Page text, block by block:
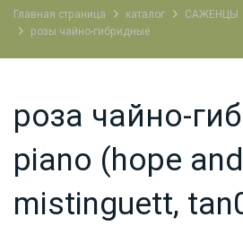
Главная страница каталог САЖЕНЦЫ
розы чайно-гибридные
роза чайно-
piano (hope
mistinguett,